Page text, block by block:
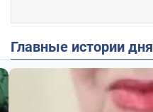
Главные истории дня